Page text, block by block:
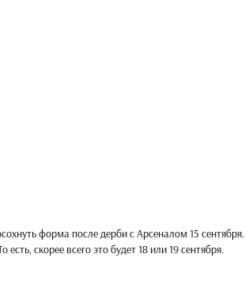
форма после дерби с Арсеналом 15 сентября.
скорее всего это будет 18 или 19 сентября.